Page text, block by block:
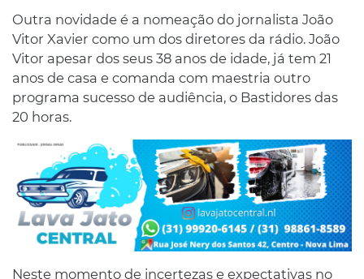
Outra novidade é a nomeação do jornalista João
Vitor Xavier como um dos diretores da rádio. João
Vitor apesar dos seus 38 anos de idade, já tem 21
anos de casa e comanda com maestria outro
programa sucesso de audiência, o Bastidores das
20 horas.
Neste momento de incertezas e expectativas no